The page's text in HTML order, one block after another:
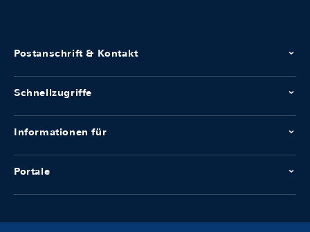
Postanschrift & Kontakt
Schnellzugriffe
Informationen für
Portale